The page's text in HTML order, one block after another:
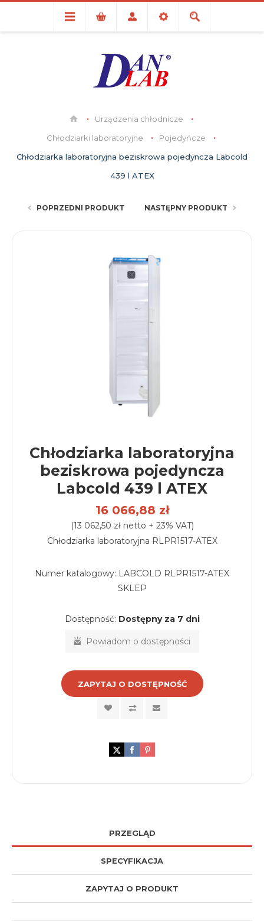
Urządzenia chłodnicze
Chłodziarki laboratoryjne
Pojedyńcze
Chłodziarka laboratoryjna beziskrowa pojedyncza Labcold
439 l ATEX
POPRZEDNI PRODUKT NASTĘPNY PRODUKT
Chłodziarka laboratoryjna
beziskrowa pojedyncza
Labcold 439 l ATEX
16 066,88 zł
(13 062,50 zł netto + 23% VAT)
Chłodziarka laboratoryjna RLPR1517-ATEX
Numer katalogowy: LABCOLD RLPR1517-ATEX
SKLEP
Dostępność: Dostępny za 7 dni
Powiadom o dostępności
ZAPYTAJ O DOSTĘPNOŚĆ
PRZEGLĄD
SPECYFIKACJA
ZAPYTAJ O PRODUKT